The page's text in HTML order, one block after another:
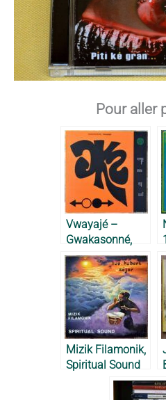
Pour aller
Vwayajé –
Gwakasonné,
2019
Mizik Filamonik,
Spiritual Sound
– Luc-Hubert
Séjor, 1979